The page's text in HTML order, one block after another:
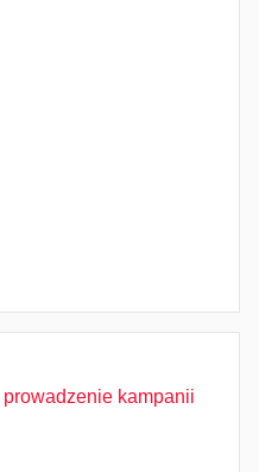
prowadzenie kampanii